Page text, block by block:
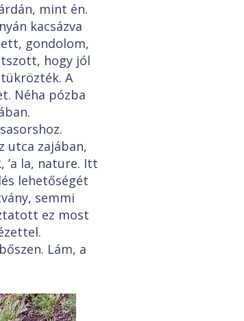
mint én.
kacsázva
gondolom,
hogy jól
A
Néha pózba
utca zajában,
’a la, nature. Itt
lehetőségét
semmi
ez most
Lám, a